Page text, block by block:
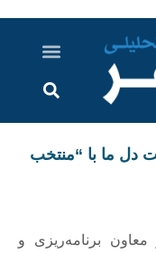
دل ما با “منتخب
برنامه‌ریزی و